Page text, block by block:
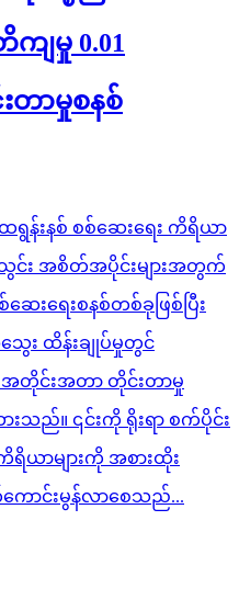
ကျမှု 0.01
တာမှုစနစ်
န်းနစ် စစ်ဆေးရေး ကိရိယာ
း အစိတ်အပိုင်းများအတွက်
ေးရေးစနစ်တစ်ခုဖြစ်ပြီး
း ထိန်းချုပ်မှုတွင်
အတိုင်းအတာ တိုင်းတာမှု
ည်။ ၎င်းကို ရိုးရာ စက်ပိုင်း
ရိယာများကို အစားထိုး
ောင်းမွန်လာစေသည်...